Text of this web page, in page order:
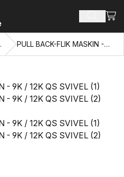
Sök
PULL BACK-FLIK MASKIN - 9K / 12K QS SVIVEL